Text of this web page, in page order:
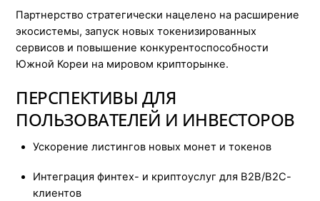
Партнерство стратегически нацелено на расширение
экосистемы, запуск новых токенизированных
сервисов и повышение конкурентоспособности
Южной Кореи на мировом крипторынке.
ПЕРСПЕКТИВЫ ДЛЯ
ПОЛЬЗОВАТЕЛЕЙ И ИНВЕСТОРОВ
Ускорение листингов новых монет и токенов
Интеграция финтех- и криптоуслуг для B2B/В2С-
клиентов